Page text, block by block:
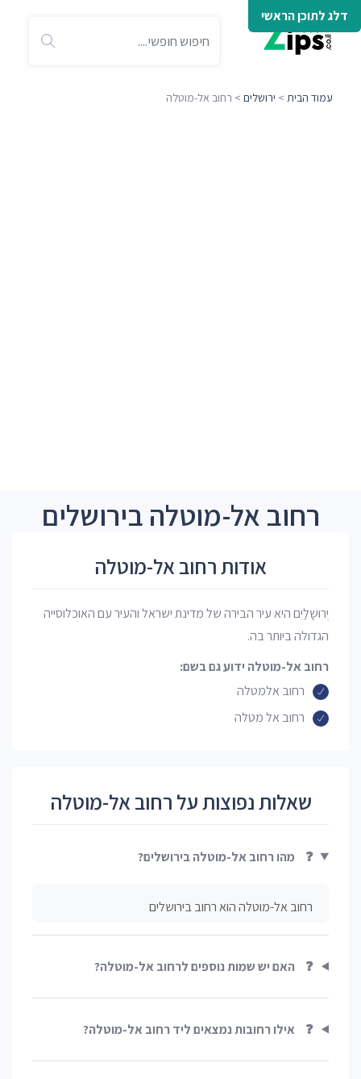
דלג לתוכן הראשי
עמוד הבית > ירושלים > רחוב אל-מוטלה
רחוב אל-מוטלה בירושלים
אודות רחוב אל-מוטלה
יְרוּשָׁלַיִם היא עיר הבירה של מדינת ישראל והעיר עם האוכלוסייה
הגדולה ביותר בה.
רחוב אל-מוטלה ידוע גם בשם:
רחוב אלמטלה
רחוב אל מטלה
שאלות נפוצות על רחוב אל-מוטלה
❓ מהו רחוב אל-מוטלה בירושלים?
רחוב אל-מוטלה הוא רחוב בירושלים
❓ האם יש שמות נוספים לרחוב אל-מוטלה?
❓ אילו רחובות נמצאים ליד רחוב אל-מוטלה?